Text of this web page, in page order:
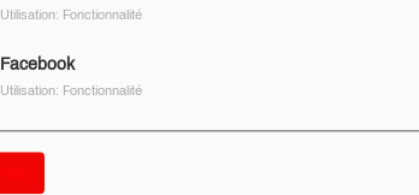
Utilisation: Fonctionnalité
Facebook
Utilisation: Fonctionnalité